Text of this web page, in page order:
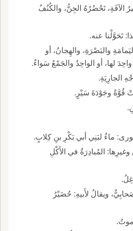
ـ اللَّبَنُ مَحْضورٌ: كثيرُ الآفَةِ، تَحْضُرُهُ الجِنُّ، والكُنُفُ
والبَصْرَةِ، والهِجانُ، أو
واحِدَ لها، أو الواحِدُ والجَمْعُ سَواءٌ.
الجارِيَةِ.
قُوَّةً وجَوْدَةَ سَيْرٍ.
ماءٌ لبَنِي أبي بَكْرِ بنِ كِلابٍ.
وغيرِها: المُبادِرَةُ في الأَكْلِ
ويقالُ لأَبيهِ: حُضَيْرُ